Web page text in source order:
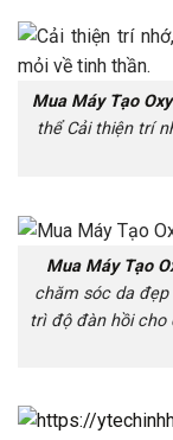
Mua Máy Tạo
thể Cải thiện trí
Mua Máy Tạo
chăm sóc da đẹp
trì độ đàn hồi cho